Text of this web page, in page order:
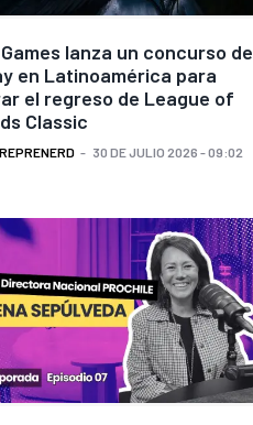
lanza un concurso de
en Latinoamérica para
el regreso de League of
Classic
30 DE JULIO 2026 - 09:02